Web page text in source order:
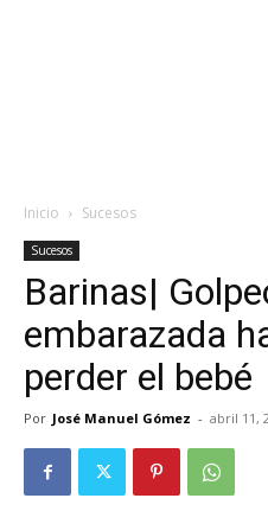
Inicio Sucesos
Sucesos
Barinas|
embarazada
perder el bebé
Por José Manuel Gómez - abril 11,